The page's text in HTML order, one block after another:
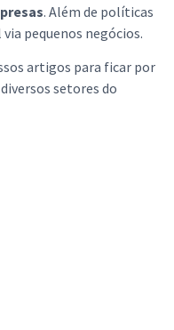
. Além de políticas
pequenos negócios.
artigos para ficar por
setores do